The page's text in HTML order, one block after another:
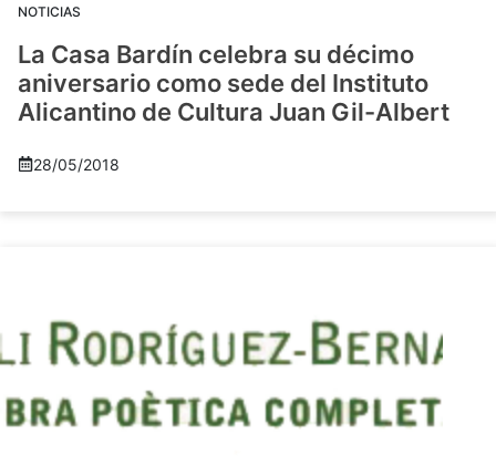
NOTICIAS
La Casa Bardín celebra su décimo
aniversario como sede del Instituto
Alicantino de Cultura Juan Gil-Albert
28/05/2018